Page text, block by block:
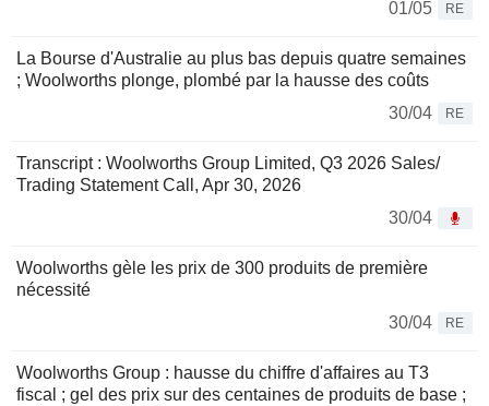
01/05 RE
La Bourse d'Australie au plus bas depuis quatre semaines
; Woolworths plonge, plombé par la hausse des coûts
30/04
RE
Transcript : Woolworths Group Limited, Q3 2026 Sales/
Trading Statement Call, Apr 30, 2026
30/04
Woolworths gèle les prix de 300 produits de première
nécessité
30/04
RE
Woolworths Group : hausse du chiffre d'affaires au T3
fiscal ; gel des prix sur des centaines de produits de base ;